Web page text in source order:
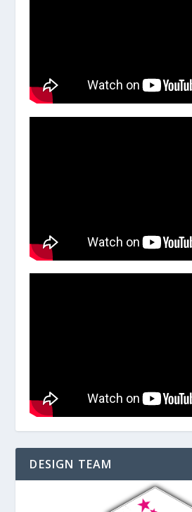
DESIGN TEAM